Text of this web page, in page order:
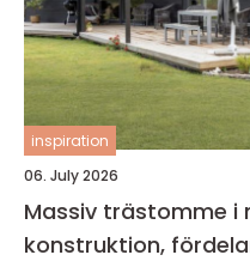
inspiration
06. July 2026
Massiv trästomme i
konstruktion,